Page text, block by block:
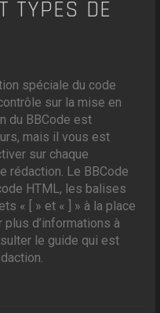
TYPES DE
spéciale du code
sur la mise en
du BBCode est
mais il vous est
sur chaque
rédaction. Le BBCode
HTML, les balises
« [ » et « ] » à la place
plus d’informations à
le guide qui est